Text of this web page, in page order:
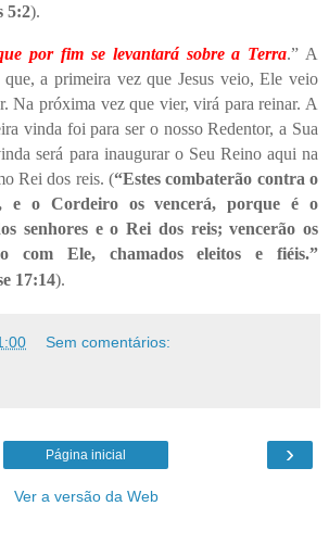
5:2).
por fim se levantará sobre a Terra.” A
que, a primeira vez que Jesus veio, Ele veio
Na próxima vez que vier, virá para reinar. A
vinda foi para ser o nosso Redentor, a Sua
será para inaugurar o Seu Reino aqui na
Rei dos reis. (“Estes combaterão contra o
e o Cordeiro os vencerá, porque é o
senhores e o Rei dos reis; vencerão os
com Ele, chamados eleitos e fiéis.”
17:14).
Sem comentários:
›
Página inicial
Ver a versão da Web